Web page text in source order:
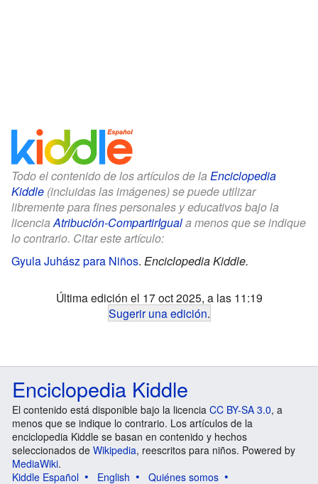
Todo el contenido de los artículos de la Enciclopedia
Kiddle (incluidas las imágenes) se puede utilizar
libremente para fines personales y educativos bajo la
licenciaAtribución-CompartirIguala menos que se indique
lo contrario. Citar este artículo:
Gyula Juhász para Niños. Enciclopedia Kiddle.
Última edición el 17 oct 2025, a las 11:19
Sugerir una edición.
Enciclopedia Kiddle
El contenido está disponible bajo la licencia CC BY-SA 3.0, a
menos que se indique lo contrario. Los artículos de la
enciclopedia Kiddle se basan en contenido y hechos
seleccionados de Wikipedia, reescritos para niños. Powered by
MediaWiki.
Kiddle Español
English
Quiénes somos